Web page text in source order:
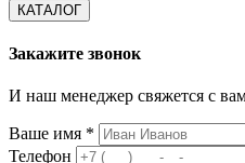
КАТАЛОГ
Закажите звонок
И наш менеджер свяжется с
Ваше имя *
Телефон